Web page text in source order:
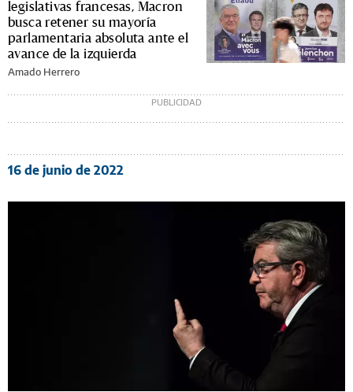
legislativas francesas, Macron
busca retener su mayoría
parlamentaria absoluta ante el
avance de la izquierda
Amado Herrero
16 de junio de 2022